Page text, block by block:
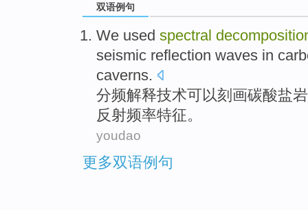
双语例句
We used spectral
seismic reflection waves in
caverns.
分频解释技术可以刻画碳酸盐
反射频率特征。
youdao
更多双语例句